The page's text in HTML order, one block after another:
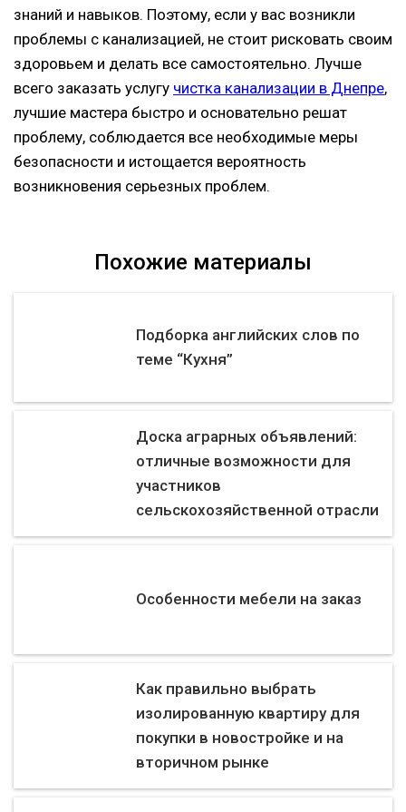
знаний и навыков. Поэтому, если у вас возникли
проблемы с канализацией, не стоит рисковать своим
здоровьем и делать все самостоятельно. Лучше
всего заказать услугу чистка канализации в Днепре,
лучшие мастера быстро и основательно решат
проблему, соблюдается все необходимые меры
безопасности и истощается вероятность
возникновения серьезных проблем.
Похожие материалы
Подборка английских слов по
теме “Кухня”
Доска аграрных объявлений:
отличные возможности для
участников
сельскохозяйственной отрасли
Особенности мебели на заказ
Как правильно выбрать
изолированную квартиру для
покупки в новостройке и на
вторичном рынке